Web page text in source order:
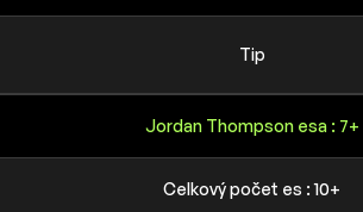
Tip
Jordan Thompson esa : 7+
Celkový počet es : 10+